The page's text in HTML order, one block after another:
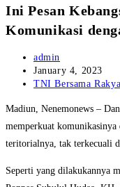
Ini Pesan
Komunikasi
Post
author:
admin
Post
published:
January 4, 2023
Post
TNI Bersama
Madiun, Nenemonews –
memperkuat komunikasinya
teritorialnya, tak terkecuali
Seperti yang dilakukannya